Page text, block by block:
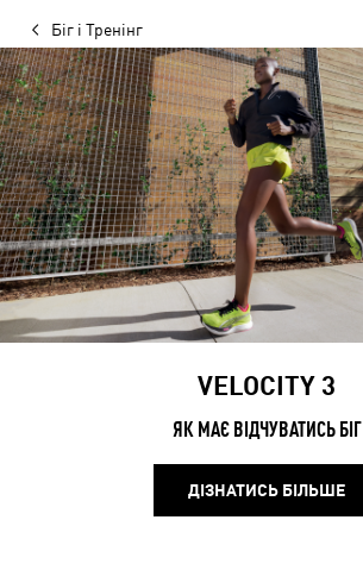
Біг і Тренінг
VELOCITY 3
ЯК МАЄ ВІДЧУВАТИСЬ БІГ
ДІЗНАТИСЬ БІЛЬШЕ